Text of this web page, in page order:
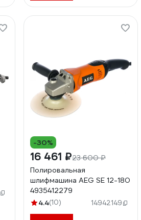
-30%
16 461 ₽23 600 ₽
Полировальная
шлифмашина AEG SE 12-180
4935412279
4.4(10) 14942149